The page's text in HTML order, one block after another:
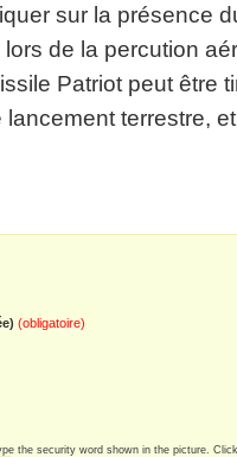
sur la présence
de la percution
Patriot peut être
lancement terrestre,
(obligatoire)
the security word shown in the picture.